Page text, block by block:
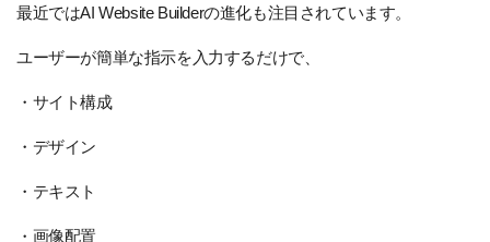
最近ではAI Website Builderの進化も注目されています。
ユーザーが簡単な指示を入力するだけで、
・サイト構成
・デザイン
・テキスト
・画像配置